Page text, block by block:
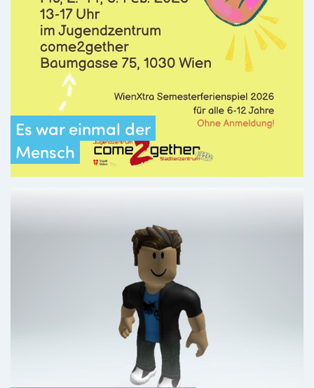
Es war einmal der
Mensch